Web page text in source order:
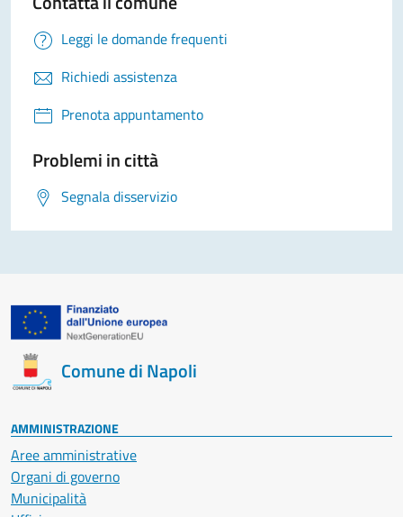
Leggi le domande frequenti
Richiedi assistenza
Prenota appuntamento
Problemi in città
Segnala disservizio
Comune di Napoli
AMMINISTRAZIONE
Aree amministrative
Organi di governo
Municipalità